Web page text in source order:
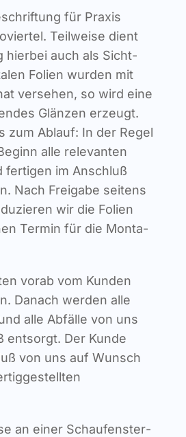
für Pra­xis
Teil­wei­se dient
hier­bei auch als Sicht­
Foli­en wur­den mit
ver­se­hen, so wird eine
Glän­zen erzeugt.
zum Ablauf: In der Regel
alle rele­van­ten
fer­ti­gen im Anschluß
Nach Frei­ga­be sei­tens
wir die Foli­en
Ter­min für die Mon­ta­
vor­ab vom Kun­den
Danach wer­den alle
alle Abfäl­le von uns
ent­sorgt. Der Kun­de
von uns auf Wunsch
an einer Schau­fens­ter­